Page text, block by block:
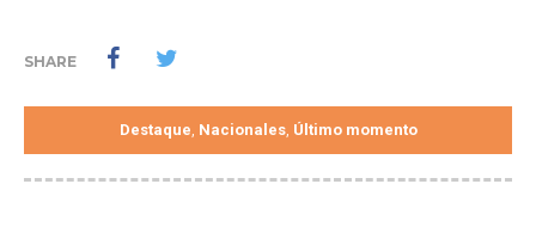
SHARE
Destaque, Nacionales, Último momento